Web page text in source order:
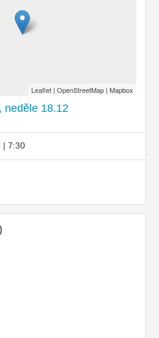
Leaflet | OpenStreetMap | Mapbox
neděle 18.12
| 7:30